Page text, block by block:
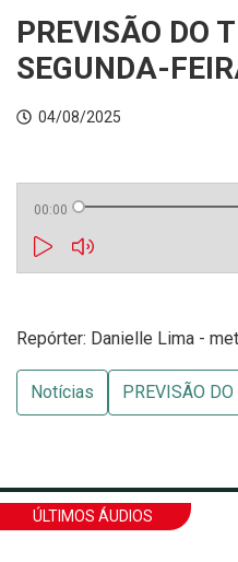
INTEGRIDADE
PREVISÃO DO
SEGUNDA-
04/08/2025
00:00
Repórter: Danielle Lima -
Notícias PREVISÃO
ÚLTIMOS ÁUDIOS